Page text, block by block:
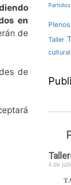
en
de
de
Partidos
Taller
4 de